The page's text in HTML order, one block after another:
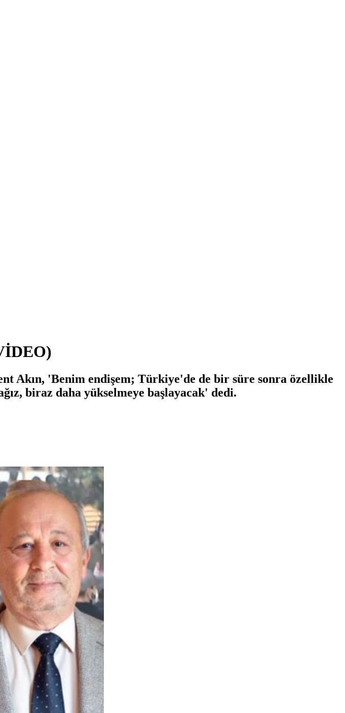
Akın, 'Benim endişem; Türkiye'de de bir süre sonra özellikle
biraz daha yükselmeye başlayacak' dedi.